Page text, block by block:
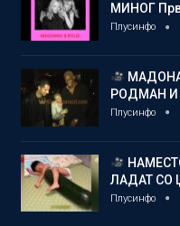
МИНОГ
Плусинфо
РОДМАН И
Плусинфо
ЛАДАТ СО
Плусинфо